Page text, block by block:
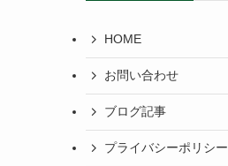
HOME
お問い合わせ
ブログ記事
プライバシーポリシー